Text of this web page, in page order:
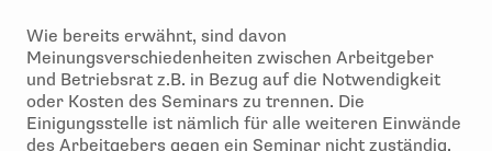
Wie bereits erwähnt, sind davon
Meinungsverschiedenheiten zwischen Arbeitgeber
und Betriebsrat z.B. in Bezug auf die Notwendigkeit
oder Kosten des Seminars zu trennen. Die
Einigungsstelle ist nämlich für alle weiteren Einwände
des Arbeitgebers gegen ein Seminar nicht zuständig,